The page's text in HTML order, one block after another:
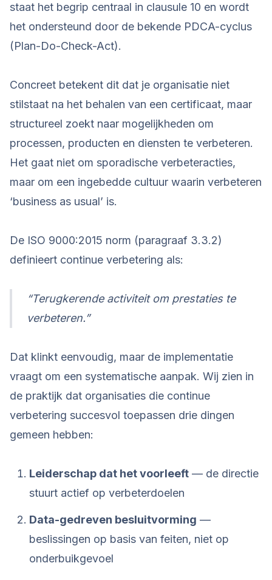
staat het begrip centraal in clausule 10 en wordt
het ondersteund door de bekende PDCA-cyclus
(Plan-Do-Check-Act).
Concreet betekent dit dat je organisatie niet
stilstaat na het behalen van een certificaat, maar
structureel zoekt naar mogelijkheden om
processen, producten en diensten te verbeteren.
Het gaat niet om sporadische verbeteracties,
maar om een ingebedde cultuur waarin verbeteren
‘business as usual’ is.
De ISO 9000:2015 norm (paragraaf 3.3.2)
definieert continue verbetering als:
“Terugkerende activiteit om prestaties te
verbeteren.”
Dat klinkt eenvoudig, maar de implementatie
vraagt om een systematische aanpak. Wij zien in
de praktijk dat organisaties die continue
verbetering succesvol toepassen drie dingen
gemeen hebben:
Leiderschap dat het voorleeft — de directie
stuurt actief op verbeterdoelen
Data-gedreven besluitvorming —
beslissingen op basis van feiten, niet op
onderbuikgevoel